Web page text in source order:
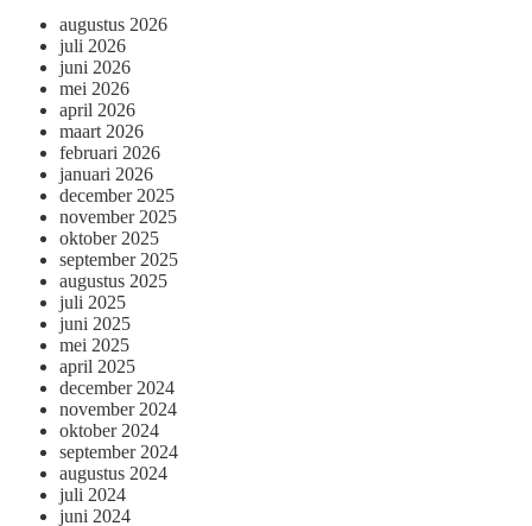
augustus 2026
juli 2026
juni 2026
mei 2026
april 2026
maart 2026
februari 2026
januari 2026
december 2025
november 2025
oktober 2025
september 2025
augustus 2025
juli 2025
juni 2025
mei 2025
april 2025
december 2024
november 2024
oktober 2024
september 2024
augustus 2024
juli 2024
juni 2024